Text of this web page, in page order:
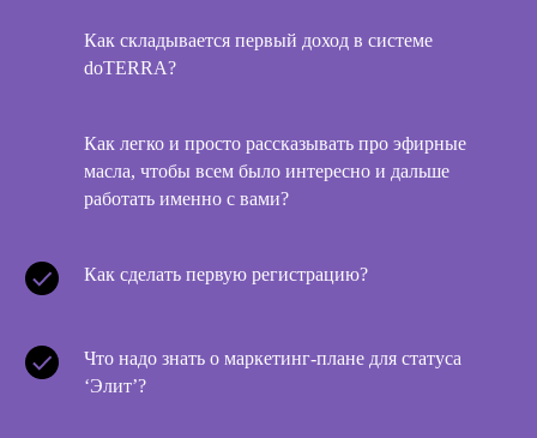
Как складывается первый доход в системе
doTERRA?
Как легко и просто рассказывать про эфирные
масла, чтобы всем было интересно и дальше
работать именно с вами?
Как сделать первую регистрацию?
Что надо знать о маркетинг-плане для статуса
‘Элит’?